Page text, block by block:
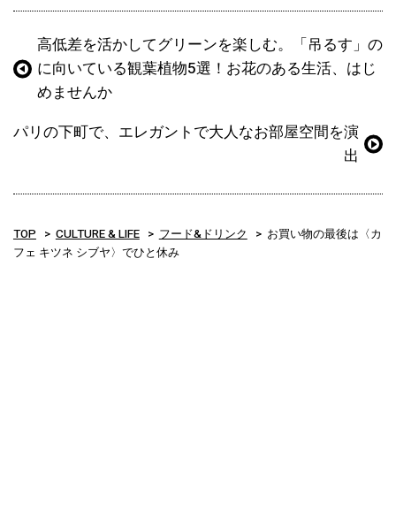
高低差を活かしてグリーンを楽しむ。「吊るす」の
に向いている観葉植物5選！お花のある生活、はじ
めませんか
パリの下町で、エレガントで大人なお部屋空間を演
出
TOP CULTURE & LIFE フード&ドリンク
お買い物の最後は〈カ
フェ キツネ シブヤ〉でひと休み